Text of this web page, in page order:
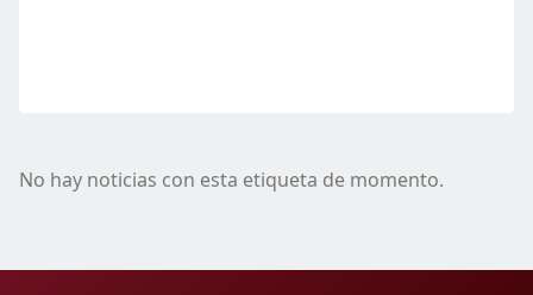
No hay noticias con esta etiqueta de momento.